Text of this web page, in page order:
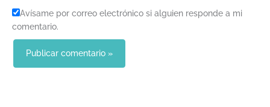
Avísame por correo electrónico si alguien responde a mi
comentario.